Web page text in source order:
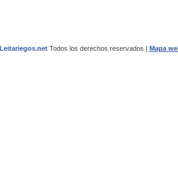
Leitariegos.netTodos los derechos reservados | Mapa